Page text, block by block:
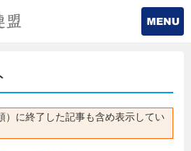
）に終了した記事も含め表示してい